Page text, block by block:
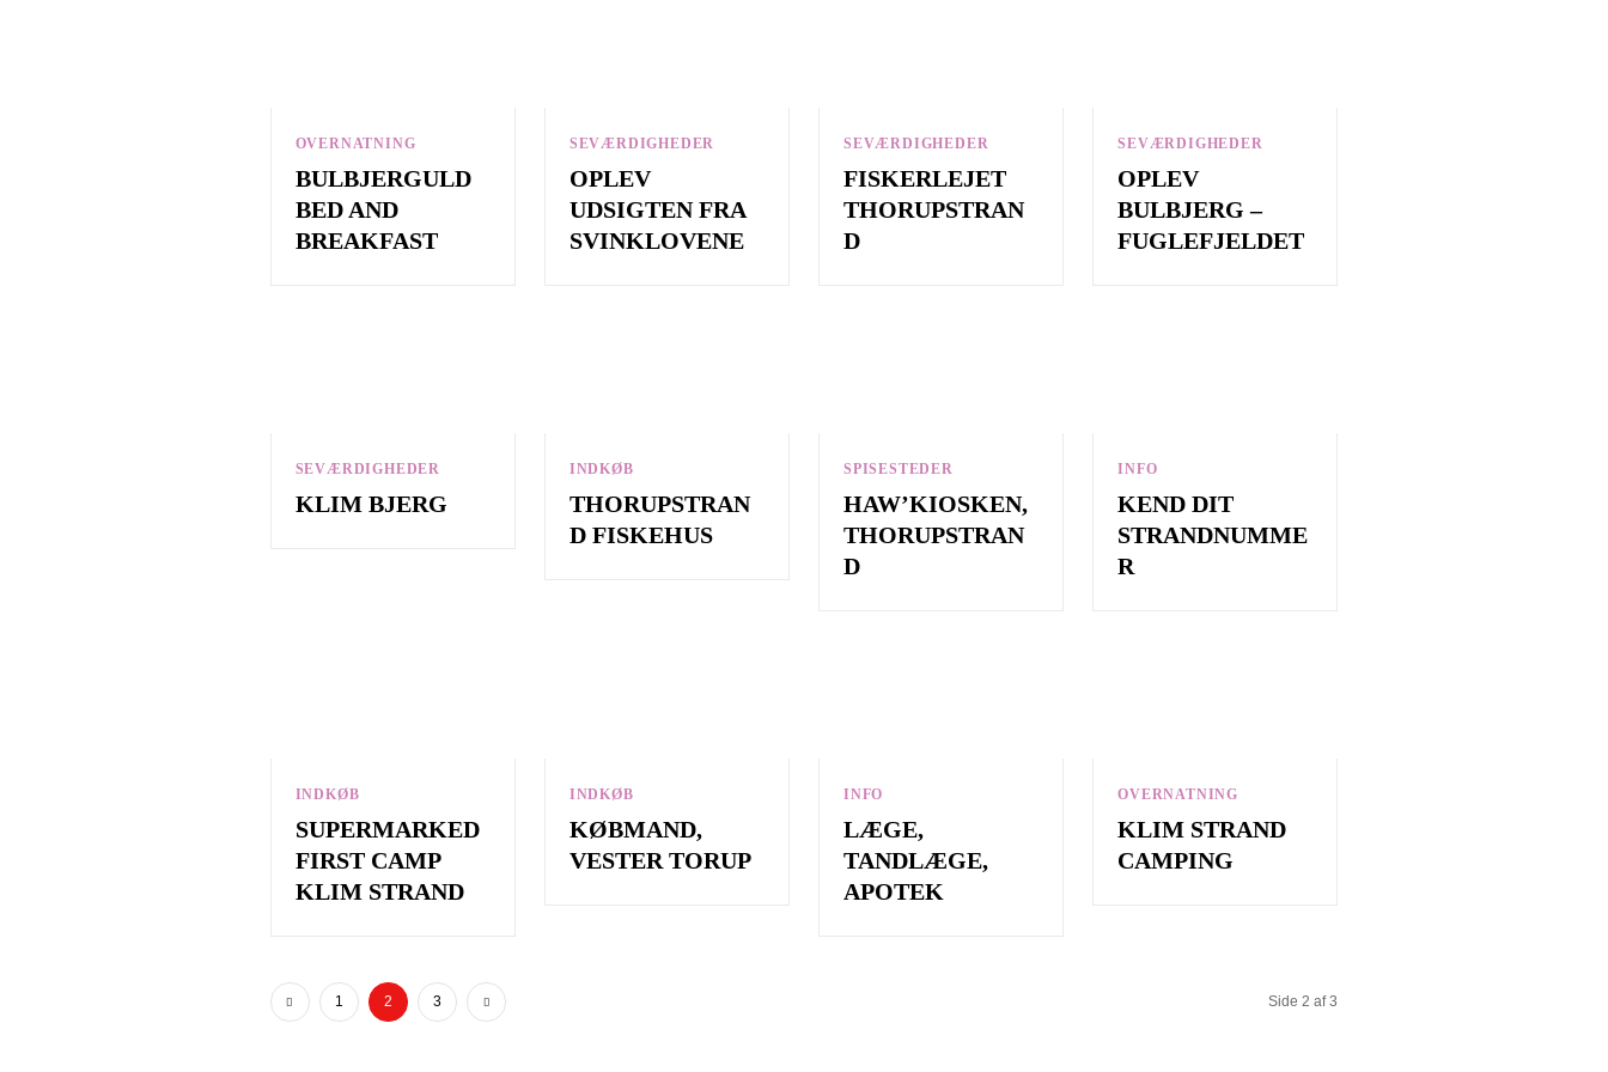
OVERNATNING
BULBJERGULD
BED AND
BREAKFAST
SEVÆRDIGHEDER
OPLEV
UDSIGTEN FRA
SVINKLOVENE
SEVÆRDIGHEDER
FISKERLEJET
THORUPSTRAN
D
SEVÆRDIGHEDER
OPLEV
BULBJERG –
FUGLEFJELDET
SEVÆRDIGHEDER
KLIM BJERG
INDKØB
THORUPSTRAN
D FISKEHUS
SPISESTEDER
HAW’KIOSKEN,
THORUPSTRAN
D
INFO
KEND DIT
STRANDNUMME
R
INDKØB
SUPERMARKED
FIRST CAMP
KLIM STRAND
INDKØB
KØBMAND,
VESTER TORUP
INFO
LÆGE,
TANDLÆGE,
APOTEK
OVERNATNING
KLIM STRAND
CAMPING
1 2 3 Side 2 af 3